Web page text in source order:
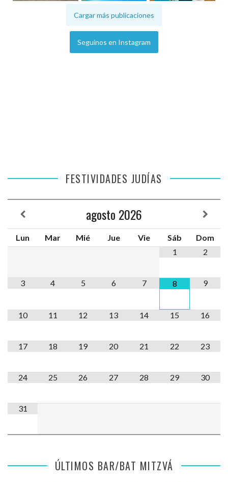
Cargar más publicaciones
Seguinos en Instagram
FESTIVIDADES JUDÍAS
agosto 2026
Lun Mar Mié Jue Vie Sáb
Dom
1
2
3 4 5 6 7 8 9
10 11 12 13 14 15 16
17 18 19 20 21 22 23
24 25 26 27 28 29 30
31
ÚLTIMOS BAR/BAT MITZVÁ